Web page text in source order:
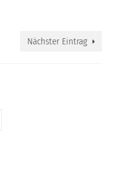
Nächster Eintrag